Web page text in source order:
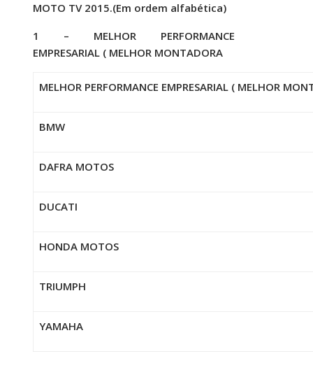
MOTO TV 2015.(Em ordem alfabética)
1 – MELHOR PERFORMANCE
EMPRESARIAL ( MELHOR MONTADORA
MELHOR PERFORMANCE EMPRESARIAL ( MELHOR
BMW
DAFRA MOTOS
DUCATI
HONDA MOTOS
TRIUMPH
YAMAHA